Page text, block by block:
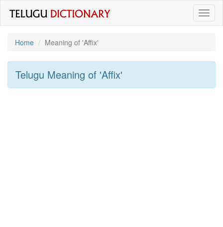
Home
Meaning of 'affix'
Telugu Meaning of 'affix'